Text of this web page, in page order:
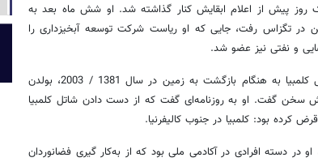
روز پیش از اعلام ابقایش کنار گذاشته شد. او شش ماه بعد به
در تگزاس رفت، جایی که او ریاست شرکت توسعه آبخیزداری را
و نفتی نیز عضو شد.
او در عرصه ناسا باقی ماند. پس از سوختن شاتل کلمبیا به هنگام بازگشت به زمین در سال 1381 / 2003، بولدن
سخن گفت. او به روزنامه‌ای گفت که از دست دادن شاتل کلمبیا
کرده بود: کلمبیا در جنوب کالیفرنیا.
در دسته افرادی در آکادمی ملی بود که از به‌کار گیری فضانوردان